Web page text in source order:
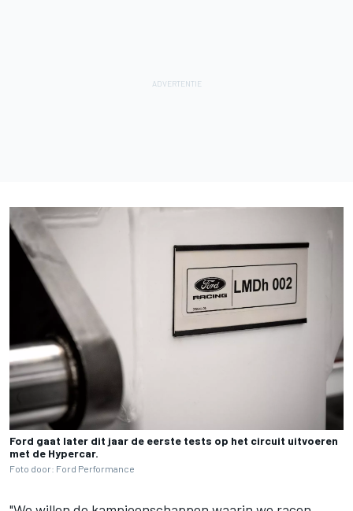
Ford gaat later dit jaar de eerste tests op het circuit uitvoeren
met de Hypercar.
Foto door: Ford Performance